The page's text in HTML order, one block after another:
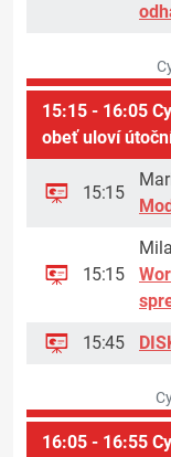
15:15 - 16:05
obeť uloví
15:15
15:15
15:45
16:05 - 16:55